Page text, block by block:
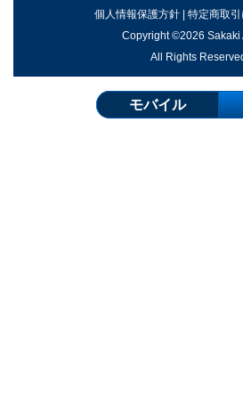
個人情報保護方針| 特定商取
Copyright ©2026 Sakaki
All Rights
モバイル